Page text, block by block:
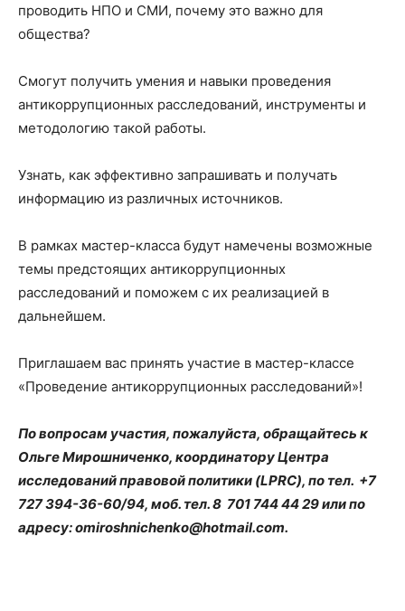
проводить НПО и СМИ, почему это важно для
общества?
Смогут получить умения и навыки проведения
антикоррупционных расследований, инструменты и
методологию такой работы.
Узнать, как эффективно запрашивать и получать
информацию из различных источников.
В рамках мастер-класса будут намечены возможные
темы предстоящих антикоррупционных
расследований и поможем с их реализацией в
дальнейшем.
Приглашаем вас принять участие в мастер-классе
«Проведение антикоррупционных расследований»!
По вопросам участия, пожалуйста, обращайтесь к
Ольге Мирошниченко, координатору Центра
исследований правовой политики (LPRC), по тел. +7
727 394-36-60/94, моб. тел. 8 701 744 44 29 или по
адресу:omiroshnichenko@hotmail.com.